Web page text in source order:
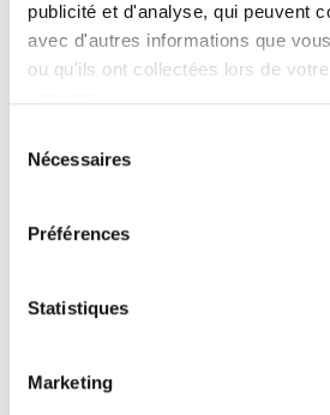
publicité et d'analyse, qui peuvent
avec d'autres informations que
ou qu'ils ont collectées lors de
Nécessaires
Préférences
Statistiques
Marketing
2026
COLLECTES – Changement de
PROPRIÉTAIRES ET GARDIENS
cohabitation harmonieuse